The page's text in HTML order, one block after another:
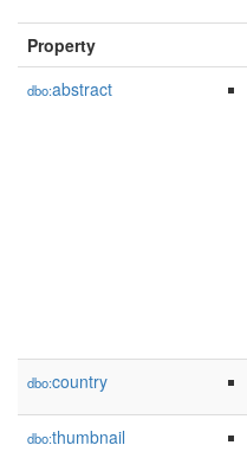
Property
dbo:abstract
dbo:country
dbo:thumbnail